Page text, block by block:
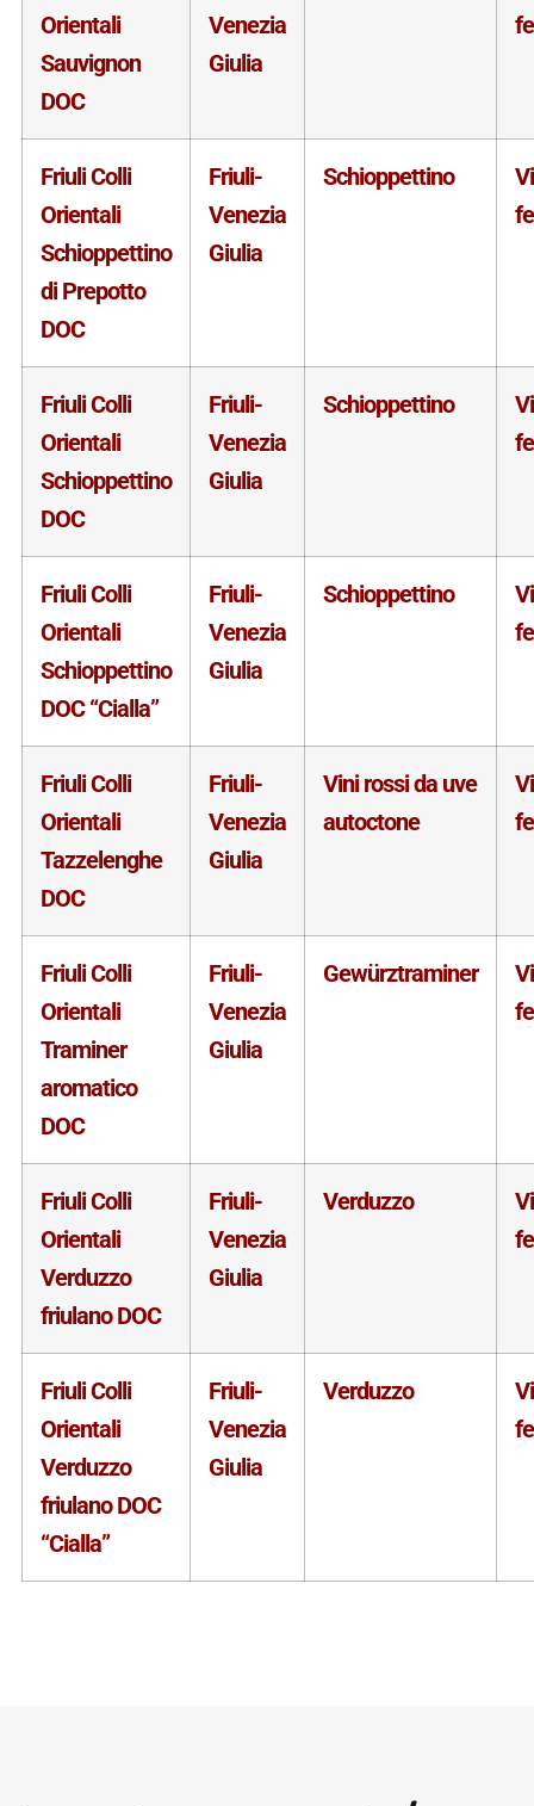
Orientali
Sauvignon
DOC
Venezia
Giulia
Friuli Colli
Orientali
Schioppettino
di Prepotto
DOC
Friuli-
Venezia
Giulia
Schioppettino
Friuli Colli
Orientali
Schioppettino
DOC
Friuli-
Venezia
Giulia
Schioppettino
Friuli Colli
Orientali
Schioppettino
DOC “Cialla”
Friuli-
Venezia
Giulia
Schioppettino
Friuli Colli
Orientali
Tazzelenghe
DOC
Friuli-
Venezia
Giulia
Vini rossi da uve
autoctone
Friuli Colli
Orientali
Traminer
aromatico
DOC
Friuli-
Venezia
Giulia
Gewürztraminer
Friuli Colli
Orientali
Verduzzo
friulano DOC
Friuli-
Venezia
Giulia
Verduzzo
Friuli Colli
Orientali
Verduzzo
friulano DOC
“Cialla”
Friuli-
Venezia
Giulia
Verduzzo